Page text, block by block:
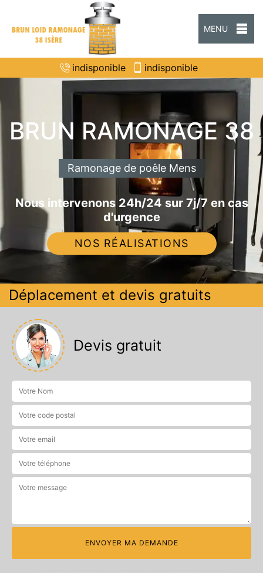
MENU
indisponible indisponible
BRUN RAMONAGE 38
Ramonage de poêle Mens
Nous intervenons 24h/24 sur 7j/7 en cas
d'urgence
NOS RÉALISATIONS
Déplacement et devis gratuits
Devis gratuit